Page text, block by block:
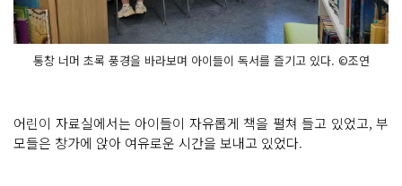
통창 너머 초록 풍경을 바라보며 아이들이 독서를 즐기고 있다. ©조연
어린이 자료실에서는 아이들이 자유롭게 책을 펼쳐 들고 있었고, 부
모들은 창가에 앉아 여유로운 시간을 보내고 있었다.